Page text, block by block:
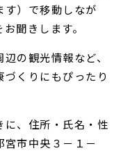
す）で移動しなが
聞きします。
の観光情報など、
くりにもぴったり
、住所・氏名・性
市中央３－１－